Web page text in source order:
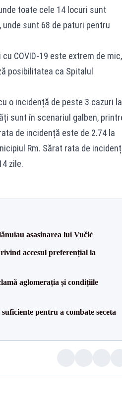
toate cele 14 locuri sunt
sunt 68 de paturi pentru
COVID-19 este extrem de mic,
posibilitatea ca Spitalul
o incidență de peste 3 cazuri la
sunt în scenariul galben,
de incidență este de 2.74 la
Rm. Sărat rata de
zile.
asasinarea lui Vučić
accesul preferențial la
aglomerația și condițiile
pentru a combate seceta